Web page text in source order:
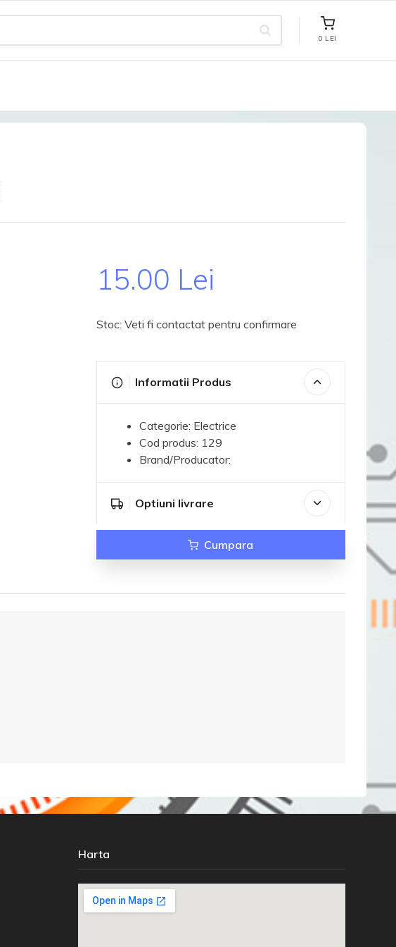
0 LEI
15.00 Lei
Stoc: Veti fi contactat pentru confirmare
Informatii Produs
Categorie: Electrice
Cod produs: 129
Brand/Producator:
Optiuni livrare
Cumpara
Harta